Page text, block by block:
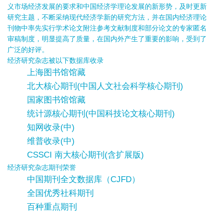
义市场经济发展的要求和中国经济学理论发展的新形势，及时更新
研究主题，不断采纳现代经济学新的研究方法，并在国内经济理论
刊物中率先实行学术论文附注参考文献制度和部分论文的专家匿名
审稿制度，明显提高了质量，在国内外产生了重要的影响，受到了
广泛的好评。
经济研究杂志被以下数据库收录
上海图书馆馆藏
北大核心期刊(中国人文社会科学核心期刊)
国家图书馆馆藏
统计源核心期刊(中国科技论文核心期刊)
知网收录(中)
维普收录(中)
CSSCI 南大核心期刊(含扩展版)
经济研究杂志期刊荣誉
中国期刊全文数据库（CJFD）
全国优秀社科期刊
百种重点期刊